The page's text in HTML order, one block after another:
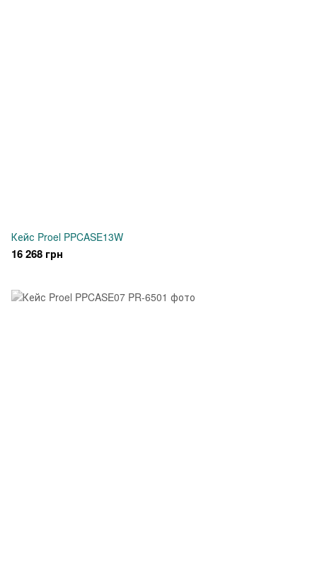
Кейс Proel PPCASE13W
16 268 грн